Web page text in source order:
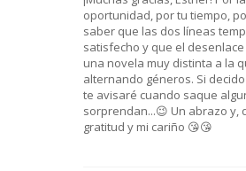
oportunidad, por tu tiempo,
saber que las dos líneas
satisfecho y que el
una novela muy distinta a la
alternando géneros. Si
te avisaré cuando saque
sorprendan...😉 Un abrazo y,
gratitud y mi cariño 😘😘